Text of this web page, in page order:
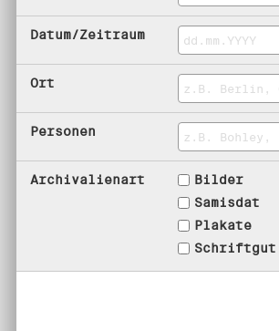
Datum/Zeitraum
Ort
Personen
Archivalienart
Bilder
Samisdat
Plakate
Schriftgut